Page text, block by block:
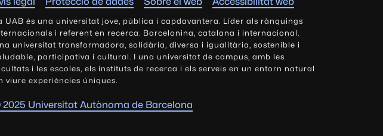
UAB és una universitat jove, pública i capdavantera. Líder als rànquings
i referent en recerca. Barcelonina, catalana i internacional.
universitat transformadora, solidària, diversa i igualitària, sostenible i
participativa i cultural. I una universitat de campus, amb les
i les escoles, els instituts de recerca i els serveis en un entorn natural
viure experiències úniques.
Universitat Autònoma de Barcelona